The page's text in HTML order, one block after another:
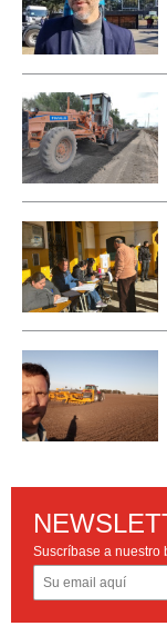
Suscríbase a nuestro